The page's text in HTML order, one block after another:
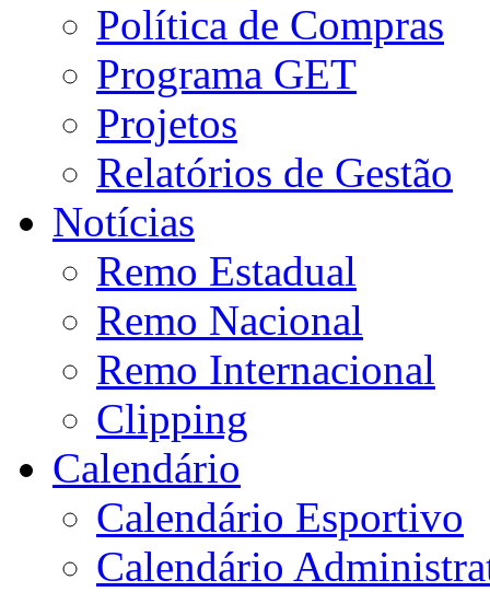
Política de Compras
Programa GET
Projetos
Relatórios de Gestão
Notícias
Remo Estadual
Remo Nacional
Remo Internacional
Clipping
Calendário
Calendário Esportivo
Calendário